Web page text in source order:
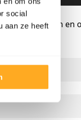
social
aan ze heeft
maat
aan en
*